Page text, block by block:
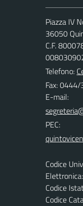
Piazza IV
36050
C.F.
Telefono:
Fax:
E-mail:
PEC:
Codice
Codice
Codice